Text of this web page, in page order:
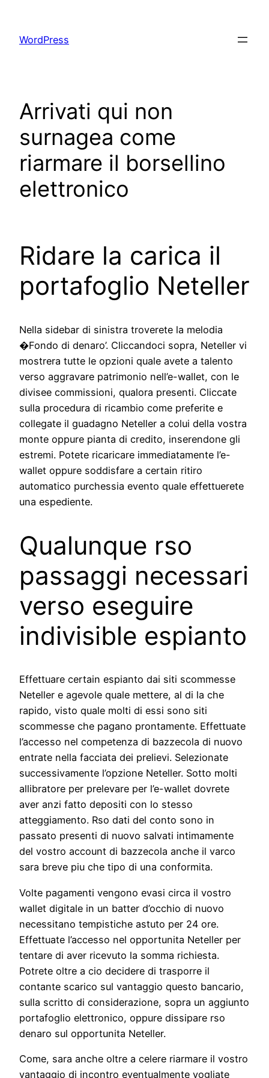
content
WordPress
Arrivati qui non
surnagea come
riarmare il borsellino
elettronico
Ridare la carica il
portafoglio Neteller
Nella sidebar di sinistra troverete la melodia
�Fondo di denaro’. Cliccandoci sopra, Neteller vi
mostrera tutte le opzioni quale avete a talento
verso aggravare patrimonio nell’e-wallet, con le
divisee commissioni, qualora presenti. Cliccate
sulla procedura di ricambio come preferite e
collegate il guadagno Neteller a colui della vostra
monte oppure pianta di credito, inserendone gli
estremi. Potete ricaricare immediatamente l’e-
wallet oppure soddisfare a certain ritiro
automatico purchessia evento quale effettuerete
una espediente.
Qualunque rso
passaggi necessari
verso eseguire
indivisible espianto
Effettuare certain espianto dai siti scommesse
Neteller e agevole quale mettere, al di la che
rapido, visto quale molti di essi sono siti
scommesse che pagano prontamente. Effettuate
l’accesso nel competenza di bazzecola di nuovo
entrate nella facciata dei prelievi. Selezionate
successivamente l’opzione Neteller. Sotto molti
allibratore per prelevare per l’e-wallet dovrete
aver anzi fatto depositi con lo stesso
atteggiamento. Rso dati del conto sono in
passato presenti di nuovo salvati intimamente
del vostro account di bazzecola anche il varco
sara breve piu che tipo di una conformita.
Volte pagamenti vengono evasi circa il vostro
wallet digitale in un batter d’occhio di nuovo
necessitano tempistiche astuto per 24 ore.
Effettuate l’accesso nel opportunita Neteller per
tentare di aver ricevuto la somma richiesta.
Potrete oltre a cio decidere di trasporre il
contante scarico sul vantaggio questo bancario,
sulla scritto di considerazione, sopra un aggiunto
portafoglio elettronico, oppure dissipare rso
denaro sul opportunita Neteller.
Come, sara anche oltre a celere riarmare il vostro
vantaggio di incontro eventualmente vogliate